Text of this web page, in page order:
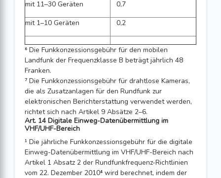
mit 11–30 Geräten
0,7
mit 1–10 Geräten
0,2
⁶ Die Funkkonzessionsgebühr für den mobilen
Landfunk der Frequenzklasse B beträgt jährlich 48
Franken.
⁷ Die Funkkonzessionsgebühr für drahtlose Kameras,
die als Zusatzanlagen für den Rundfunk zur
elektronischen Berichterstattung verwendet werden,
richtet sich nach Artikel 9 Absätze 2–6.
Art. 14 Digitale Einweg-Datenübermittlung im
VHF/UHF-Bereich
¹ Die jährliche Funkkonzessionsgebühr für die digitale
Einweg-Datenübermittlung im VHF/UHF-Bereich nach
Artikel 1 Absatz 2 der Rundfunkfrequenz-Richtlinien
vom 22. Dezember 2010⁴ wird berechnet, indem der